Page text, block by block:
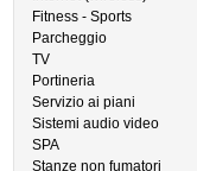
Fitness - Sports
Parcheggio
TV
Portineria
Servizio ai piani
Sistemi audio video
SPA
Stanze non fumatori